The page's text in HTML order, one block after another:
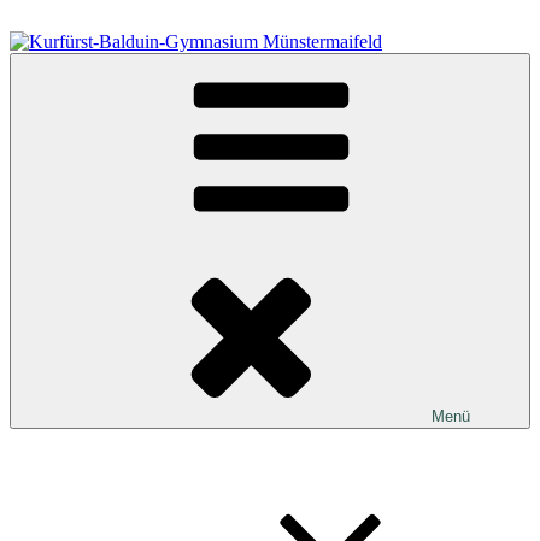
Inhalt
springen
Kurfürst-Balduin-Gymnasium Münstermaifeld
Menü